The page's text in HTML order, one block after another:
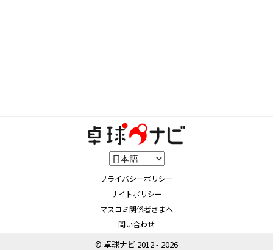
プライバシーポリシー
サイトポリシー
マスコミ関係者さまへ
問い合わせ
© 卓球ナビ 2012 - 2026